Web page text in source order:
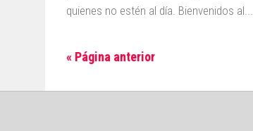
quienes no estén al día. Bienvenidos al...
« Página anterior